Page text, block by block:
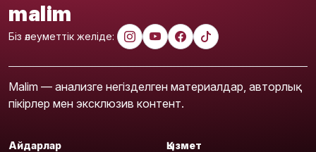
malim
Біз әлеуметтік желіде:
Malim — анализге негізделген материалдар, авторлық
пікірлер мен эксклюзив контент.
Айдарлар Қызмет